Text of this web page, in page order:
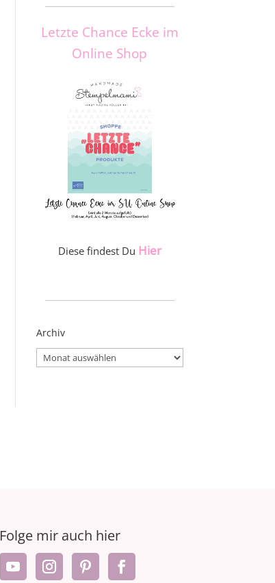
Letzte Chance Ecke im
Online Shop
Diese findest Du Hier
Archiv
Archiv
Folge mir auch hier